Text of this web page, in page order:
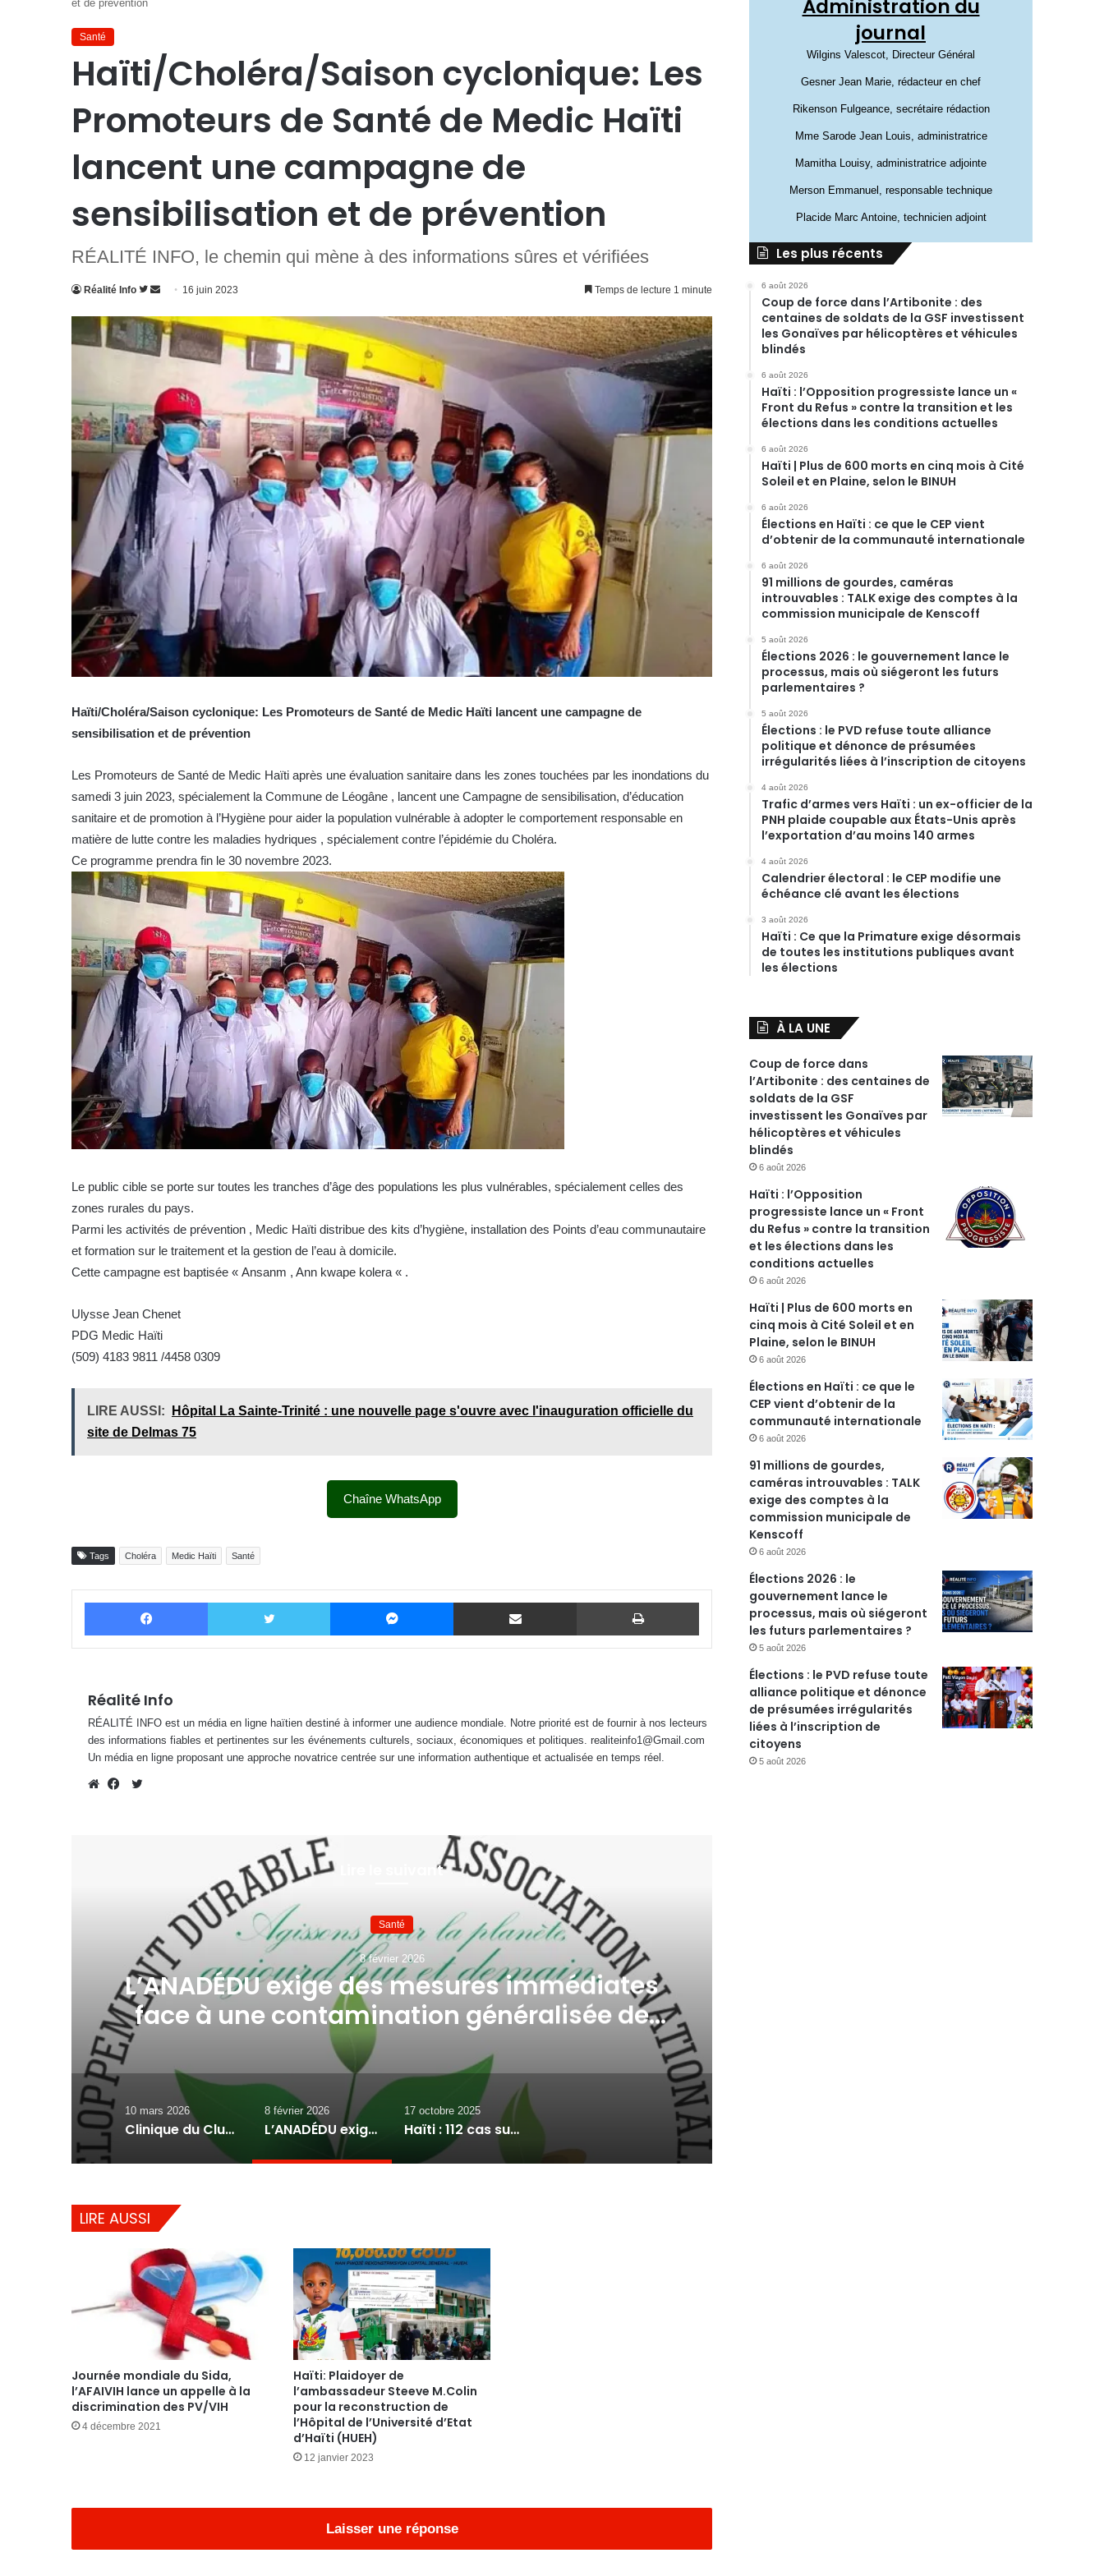
et de prévention
Santé
Haïti/Choléra/Saison cyclonique: Les
Promoteurs de Santé de Medic Haïti
lancent une campagne de
sensibilisation et de prévention
RÉALITÉ INFO, le chemin qui mène à des informations sûres et vérifiées
Réalité Info
Suivre
Twitter
Envoyer
courriel
16 juin 2023 Temps de lecture 1 minute
Haïti/Choléra/Saison cyclonique: Les Promoteurs de Santé de Medic Haïti lancent une campagne de
sensibilisation et de prévention
Les Promoteurs de Santé de Medic Haïti après une évaluation sanitaire dans les zones touchées par les inondations du
samedi 3 juin 2023, spécialement la Commune de Léogâne , lancent une Campagne de sensibilisation, d’éducation
sanitaire et de promotion à l’Hygiène pour aider la population vulnérable à adopter le comportement responsable en
matière de lutte contre les maladies hydriques , spécialement contre l’épidémie du Choléra.
Ce programme prendra fin le 30 novembre 2023.
Le public cible se porte sur toutes les tranches d’âge des populations les plus vulnérables, spécialement celles des
zones rurales du pays.
Parmi les activités de prévention , Medic Haïti distribue des kits d’hygiène, installation des Points d’eau communautaire
et formation sur le traitement et la gestion de l’eau à domicile.
Cette campagne est baptisée « Ansanm , Ann kwape kolera « .
Ulysse Jean Chenet
PDG Medic Haïti
(509) 4183 9811 /4458 0309
LIRE AUSSI:
Hôpital La Sainte-Trinité : une nouvelle page s'ouvre avec l'inauguration officielle du
site de Delmas 75
Chaîne WhatsApp
Tags Choléra Medic Haïti Santé
Facebook Twitter Messenger Partager par email Imprimer
Réalité Info
RÉALITÉ INFO est un média en ligne haïtien destiné à informer une audience mondiale. Notre priorité est de fournir à nos lecteurs
des informations fiables et pertinentes sur les événements culturels, sociaux, économiques et politiques. realiteinfo1@Gmail.com
Un média en ligne proposant une approche novatrice centrée sur une information authentique et actualisée en temps réel.
Lire le suivant
Santé
8 février 2026
L’ANADÉDU exige des mesures immédiates
face à une contamination généralisée de
l’eau de consommations dans le pays
10 mars 2026
Clinique du Club Lion des Cayes : Préouverture du nouveau centre ophtalmologique
8 février 2026
L’ANADÉDU exige des mesures immédiates face à une contamination généralisée de l’eau de consommations dans le pays
17 octobre 2025
Haïti : 112 cas suspects et 2 décès signalés dans une nouvelle flambée de choléra à Port-au-Prince
LIRE AUSSI
Journée mondiale du Sida,
l’AFAIVIH lance un appelle à la
discrimination des PV/VIH
4 décembre 2021
Haïti: Plaidoyer de
l’ambassadeur Steeve M.Colin
pour la reconstruction de
l’Hôpital de l’Université d’Etat
d’Haïti (HUEH)
12 janvier 2023
Laisser une réponse
Administration du
journal
Wilgins Valescot, Directeur Général
Gesner Jean Marie, rédacteur en chef
Rikenson Fulgeance, secrétaire rédaction
Mme Sarode Jean Louis, administratrice
Mamitha Louisy, administratrice adjointe
Merson Emmanuel, responsable technique
Placide Marc Antoine, technicien adjoint
Les plus récents
6 août 2026
Coup de force dans l’Artibonite : des
centaines de soldats de la GSF investissent
les Gonaïves par hélicoptères et véhicules
blindés
6 août 2026
Haïti : l’Opposition progressiste lance un «
Front du Refus » contre la transition et les
élections dans les conditions actuelles
6 août 2026
Haïti | Plus de 600 morts en cinq mois à Cité
Soleil et en Plaine, selon le BINUH
6 août 2026
Élections en Haïti : ce que le CEP vient
d’obtenir de la communauté internationale
6 août 2026
91 millions de gourdes, caméras
introuvables : TALK exige des comptes à la
commission municipale de Kenscoff
5 août 2026
Élections 2026 : le gouvernement lance le
processus, mais où siégeront les futurs
parlementaires ?
5 août 2026
Élections : le PVD refuse toute alliance
politique et dénonce de présumées
irrégularités liées à l’inscription de citoyens
4 août 2026
Trafic d’armes vers Haïti : un ex-officier de la
PNH plaide coupable aux États-Unis après
l’exportation d’au moins 140 armes
4 août 2026
Calendrier électoral : le CEP modifie une
échéance clé avant les élections
3 août 2026
Haïti : Ce que la Primature exige désormais
de toutes les institutions publiques avant
les élections
À LA UNE
Coup de force dans
l’Artibonite : des centaines de
soldats de la GSF
investissent les Gonaïves par
hélicoptères et véhicules
blindés
6 août 2026
Haïti : l’Opposition
progressiste lance un « Front
du Refus » contre la transition
et les élections dans les
conditions actuelles
6 août 2026
Haïti | Plus de 600 morts en
cinq mois à Cité Soleil et en
Plaine, selon le BINUH
6 août 2026
Élections en Haïti : ce que le
CEP vient d’obtenir de la
communauté internationale
6 août 2026
91 millions de gourdes,
caméras introuvables : TALK
exige des comptes à la
commission municipale de
Kenscoff
6 août 2026
Élections 2026 : le
gouvernement lance le
processus, mais où siégeront
les futurs parlementaires ?
5 août 2026
Élections : le PVD refuse toute
alliance politique et dénonce
de présumées irrégularités
liées à l’inscription de
citoyens
5 août 2026